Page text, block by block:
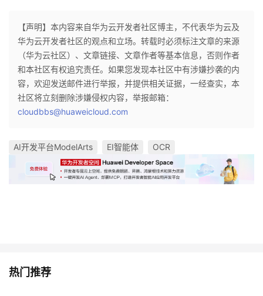
【声明】本内容来自华为云开发者社区博主，不代表华为云及
华为云开发者社区的观点和立场。转载时必须标注文章的来源
（华为云社区）、文章链接、文章作者等基本信息，否则作者
和本社区有权追究责任。如果您发现本社区中有涉嫌抄袭的内
容，欢迎发送邮件进行举报，并提供相关证据，一经查实，本
社区将立刻删除涉嫌侵权内容，举报邮箱：
cloudbbs@huaweicloud.com
AI开发平台ModelArts EI智能体 OCR
热门推荐